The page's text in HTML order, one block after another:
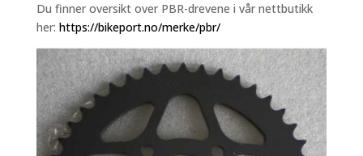
Du finner oversikt over PBR-drevene i vår nettbutikk
her: https://bikeport.no/merke/pbr/